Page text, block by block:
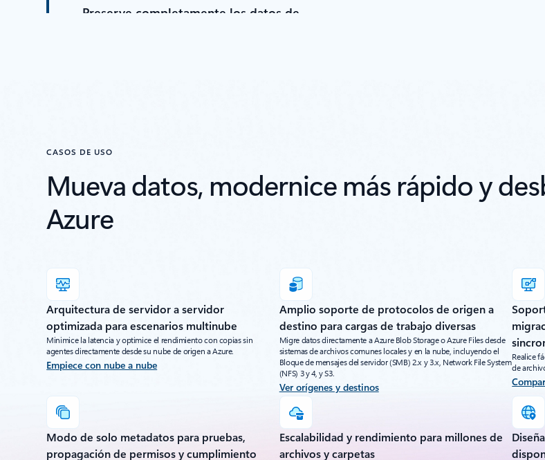
Preserve completamente los datos de
CASOS DE USO
Mueva datos, modernice más rápido y
Azure
Arquitectura de servidor a servidor
optimizada para escenarios multinube
Minimice la latencia y optimice el rendimiento con copias sin
agentes directamente desde su nube de origen a Azure.
Empiece con nube a nube
Amplio soporte de protocolos de origen a
destino para cargas de trabajo diversas
Migre datos directamente a Azure Blob Storage o Azure Files desde
sistemas de archivos comunes locales y en la nube, incluyendo el
Bloque de mensajes del servidor (SMB) 2.x y 3.x, Network File System
(NFS) 3 y 4, y S3.
Ver orígenes y destinos
Realice
de
Modo de solo metadatos para pruebas,
propagación de permisos y cumplimiento
Escalabilidad y rendimiento para millones de
archivos y carpetas